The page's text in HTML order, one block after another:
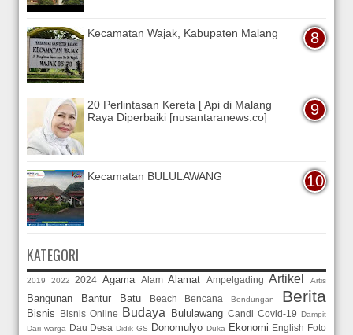
Kecamatan Wajak, Kabupaten Malang
20 Perlintasan Kereta [ Api di Malang
Raya Diperbaiki [nusantaranews.co]
Kecamatan BULULAWANG
KATEGORI
2019 2022 2024 Agama Alam Alamat Ampelgading Artikel Artis
Bangunan Bantur Batu Beach Bencana Bendungan Berita
Bisnis Bisnis Online Budaya Bululawang Candi Covid-19 Dampit
Dari warga Dau Desa Didik GS Donomulyo Duka Ekonomi English Foto